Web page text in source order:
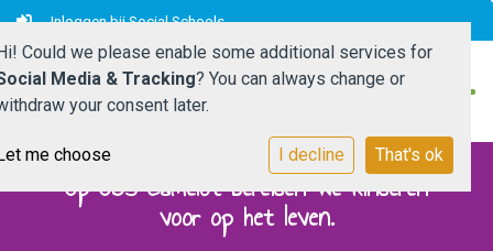
Inloggen bij Social Schools
Home
OBS Camelot
Op OBS Camelot bereiden we kinderen
voor op het leven.
Could we please enable some additional services for
Media & Tracking? You can always change or
your consent later.
me choose I decline That's ok